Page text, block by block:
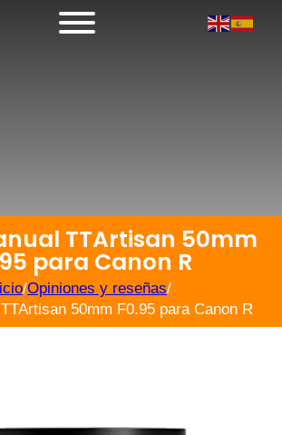
TTArtisan 50mm
para Canon R
/Opiniones y reseñas/
50mm F0.95 para Canon R